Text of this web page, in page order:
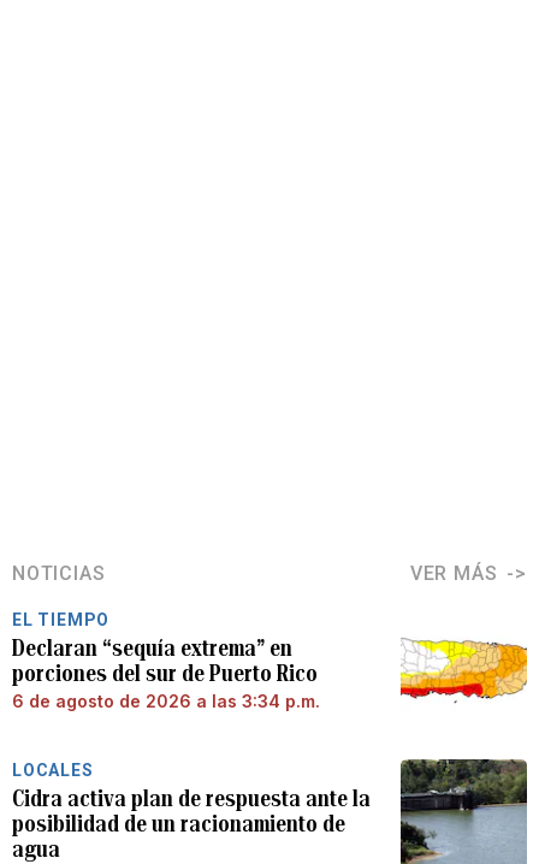
NOTICIAS VER MÁS
EL TIEMPO
Declaran “sequía extrema” en
porciones del sur de Puerto Rico
6 de agosto de 2026 a las 3:34 p.m.
LOCALES
Cidra activa plan de respuesta ante la
posibilidad de un racionamiento de
agua